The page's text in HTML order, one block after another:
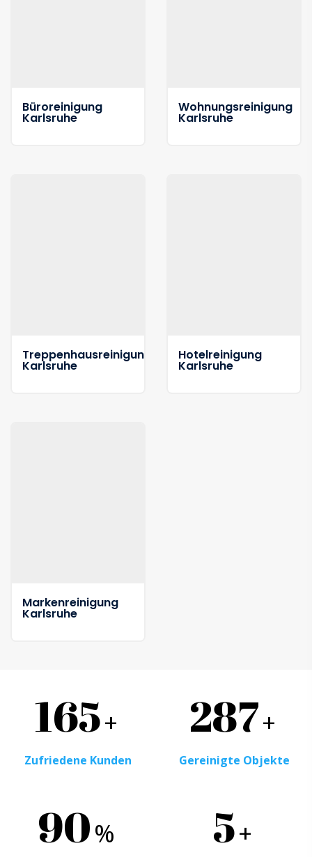
Büroreinigung
Karlsruhe
Wohnungsreinigung
Karlsruhe
Treppenhausreinigung
Karlsruhe
Hotelreinigung
Karlsruhe
Markenreinigung
Karlsruhe
165+
Zufriedene Kunden
287+
Gereinigte Objekte
90% 5+